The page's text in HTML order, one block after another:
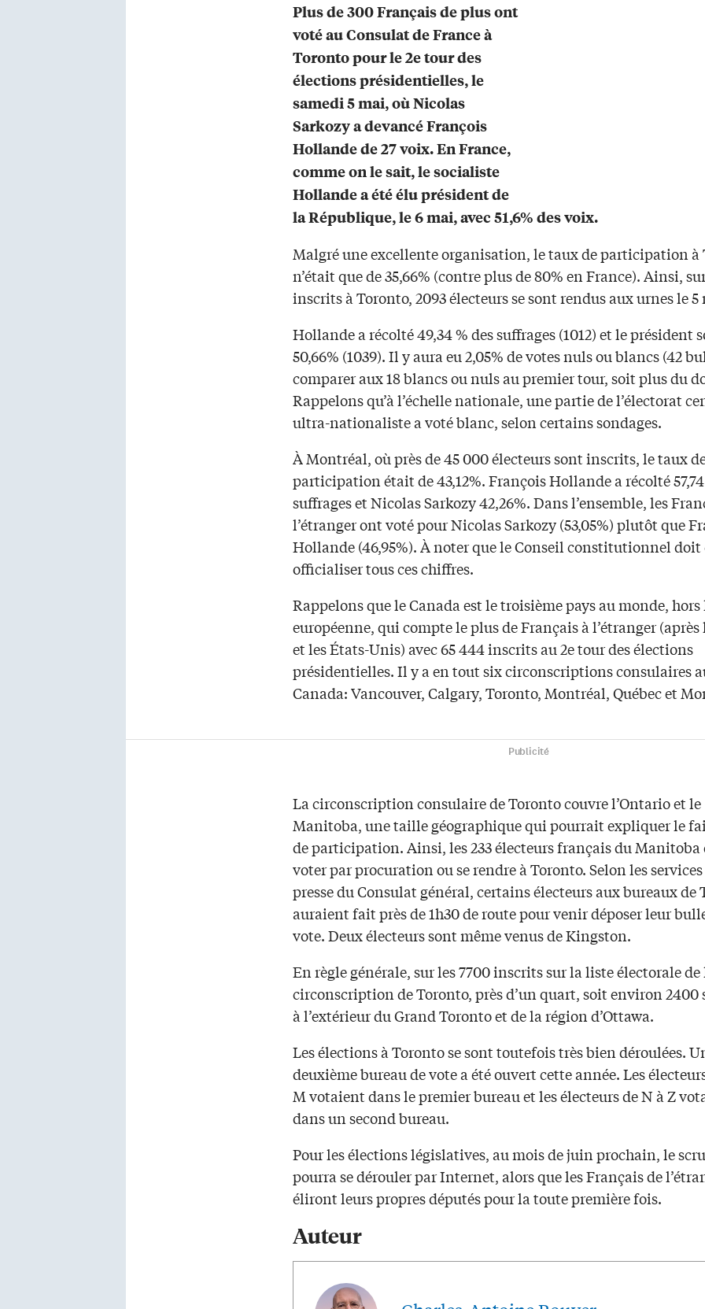
Plus de 300 Français de plus ont
voté au Consulat de France à
Toronto pour le 2e tour des
élections présidentielles, le
samedi 5 mai, où Nicolas
Sarkozy a devancé François
Hollande de 27 voix. En France,
comme on le sait, le socialiste
Hollande a été élu président de
la République, le 6 mai, avec 51,6% des voix.
Malgré une excellente organisation, le taux de participation à
n’était que de 35,66% (contre plus de 80% en France). Ainsi,
inscrits à Toronto, 2093 électeurs se sont rendus aux urnes le 5
Hollande a récolté 49,34 % des suffrages (1012) et le président
50,66% (1039). Il y aura eu 2,05% de votes nuls ou blancs (42
comparer aux 18 blancs ou nuls au premier tour, soit plus du
Rappelons qu’à l’échelle nationale, une partie de l’électorat
ultra-nationaliste a voté blanc, selon certains sondages.
À Montréal, où près de 45 000 électeurs sont inscrits, le taux
participation était de 43,12%. François Hollande a récolté
suffrages et Nicolas Sarkozy 42,26%. Dans l’ensemble, les
l’étranger ont voté pour Nicolas Sarkozy (53,05%) plutôt que
Hollande (46,95%). À noter que le Conseil constitutionnel doit
officialiser tous ces chiffres.
Rappelons que le Canada est le troisième pays au monde,
européenne, qui compte le plus de Français à l’étranger (après
et les États-Unis) avec 65 444 inscrits au 2e tour des élections
présidentielles. Il y a en tout six circonscriptions consulaires
Canada: Vancouver, Calgary, Toronto, Montréal, Québec et
Publicité
La circonscription consulaire de Toronto couvre l’Ontario et le
Manitoba, une taille géographique qui pourrait expliquer le
de participation. Ainsi, les 233 électeurs français du
voter par procuration ou se rendre à Toronto. Selon les
presse du Consulat général, certains électeurs aux bureaux de
auraient fait près de 1h30 de route pour venir déposer leur
vote. Deux électeurs sont même venus de Kingston.
En règle générale, sur les 7700 inscrits sur la liste électorale de
circonscription de Toronto, près d’un quart, soit environ 2400
à l’extérieur du Grand Toronto et de la région d’Ottawa.
Les élections à Toronto se sont toutefois très bien déroulées.
deuxième bureau de vote a été ouvert cette année. Les
M votaient dans le premier bureau et les électeurs de N à Z
dans un second bureau.
Pour les élections législatives, au mois de juin prochain, le
pourra se dérouler par Internet, alors que les Français de
éliront leurs propres députés pour la toute première fois.
Auteur